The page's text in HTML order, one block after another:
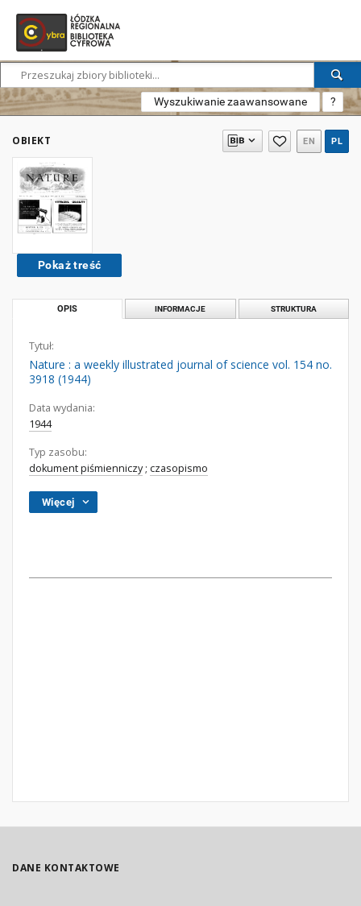
Wyszukiwanie zaawansowane ?
OBIEKT EN PL
Pokaż treść
OPIS INFORMACJE STRUKTURA
Tytuł:
Nature : a weekly illustrated journal of science vol. 154 no.
3918 (1944)
Data wydania:
1944
Typ zasobu:
dokument piśmienniczy; czasopismo
Więcej
DANE KONTAKTOWE